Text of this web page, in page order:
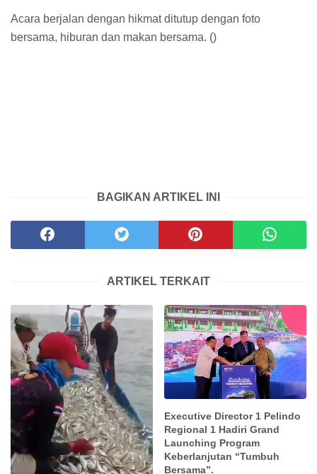
Acara berjalan dengan hikmat ditutup dengan foto
bersama, hiburan dan makan bersama. ()
BAGIKAN ARTIKEL INI
ARTIKEL TERKAIT
Executive Director 1 Pelindo
Regional 1 Hadiri Grand
Launching Program
Keberlanjutan “Tumbuh
Bersama”.